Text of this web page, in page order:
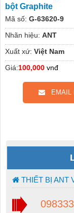
bột Graphite
Mã số: G-63620-9
Nhãn hiệu: ANT
Xuất xứ: Việt Nam
Giá:100,000 vnđ
EMAIL
THIẾT BỊ ANT